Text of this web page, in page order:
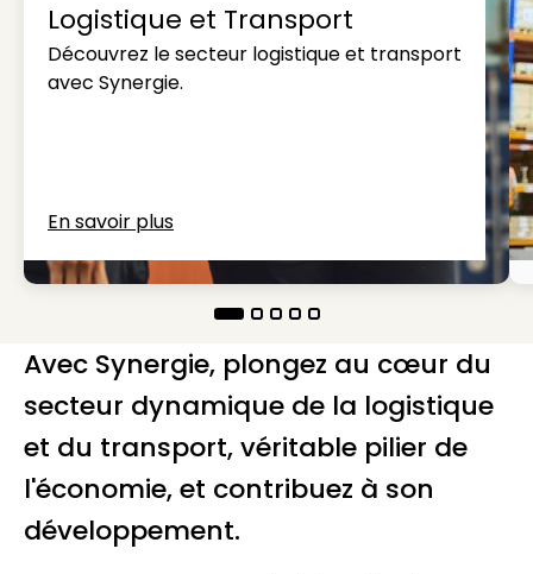
Logistique et Transport
Découvrez le secteur logistique et transport
avec Synergie.
En savoir plus
Avec Synergie, plongez au cœur du
secteur dynamique de la logistique
et du transport, véritable pilier de
l'économie, et contribuez à son
développement.